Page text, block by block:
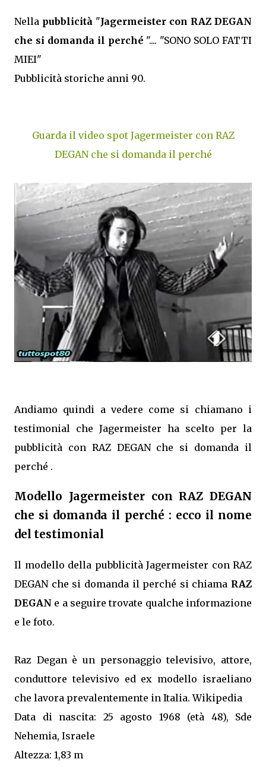
Nella pubblicità "Jagermeister con RAZ DEGAN
che si domanda il perché ".... "SONO SOLO FATTI
MIEI"
Pubblicità storiche anni 90.
Guarda il video spot Jagermeister con RAZ
DEGAN che si domanda il perché
Andiamo quindi a vedere come si chiamano i
testimonial che Jagermeister ha scelto per la
pubblicità con RAZ DEGAN che si domanda il
perché .
Modello Jagermeister con RAZ DEGAN
che si domanda il perché : ecco il nome
del testimonial
Il modello della pubblicità Jagermeister con RAZ
DEGAN che si domanda il perché si chiama RAZ
DEGAN e a seguire trovate qualche informazione
e le foto.
Raz Degan è un personaggio televisivo, attore,
conduttore televisivo ed ex modello israeliano
che lavora prevalentemente in Italia. Wikipedia
Data di nascita: 25 agosto 1968 (età 48), Sde
Nehemia, Israele
Altezza: 1,83 m